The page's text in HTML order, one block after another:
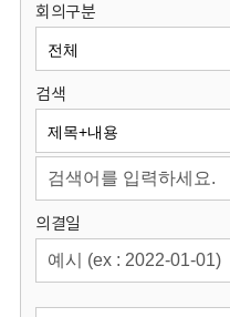
원
회
회의구분
검색
의결일